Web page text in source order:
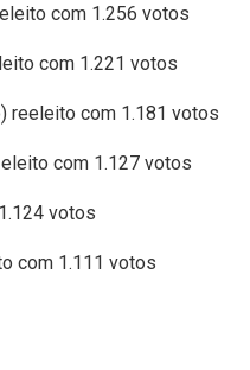
com 1.256 votos
com 1.221 votos
reeleito com 1.181 votos
com 1.127 votos
votos
com 1.111 votos